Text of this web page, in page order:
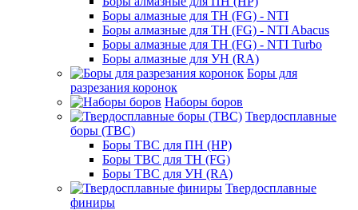
Боры алмазные для ТН (FG) - NTI
Боры алмазные для ТН (FG) - NTI Abacus
Боры алмазные для ТН (FG) - NTI Turbo
Боры алмазные для УН (RA)
Боры для
разрезания коронок
Наборы боров
Твердосплавные
боры (ТВС)
Боры ТВС для ПН (HP)
Боры ТВС для ТН (FG)
Боры ТВС для УН (RA)
Твердосплавные
финиры